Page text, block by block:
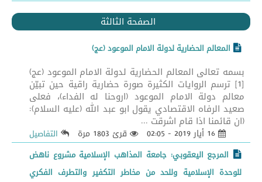
الصفحة الثالثة
المعالم الحضارية لدولة الامام الموعود (عج)
بسمه تعالى المعالم الحضارية لدولة الامام الموعود (عج)
[1] ترسم الروايات الكثيرة صورة حضارية راقية حين تبيّن
معالم دولة الامام الموعود (اروحنا له الفداء)، فعلى
صعيد الرفاه الاقتصادي يقول ابو عبد الله (عليه السلام):
(ان قائمنا اذا قام اشرقت ...
قرئ 1803 مرة
التفاصيل
المرجع اليعقوبي: جامعة المذاهب الإسلامية مشروع ناهض
للوحدة الإسلامية وللحد من مخاطر التكفير والتطرف الفكري